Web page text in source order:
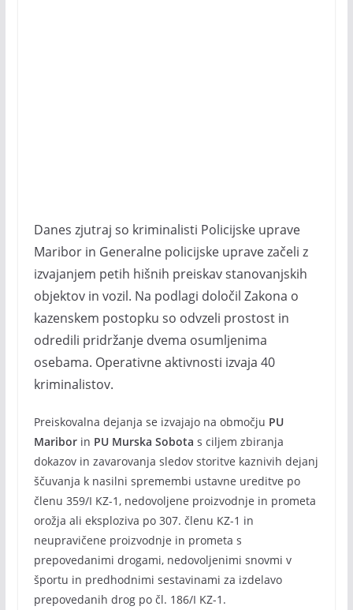
Danes zjutraj so kriminalisti Policijske uprave
Maribor in Generalne policijske uprave začeli z
izvajanjem petih hišnih preiskav stanovanjskih
objektov in vozil. Na podlagi določil Zakona o
kazenskem postopku so odvzeli prostost in
odredili pridržanje dvema osumljenima
osebama. Operativne aktivnosti izvaja 40
kriminalistov.
Preiskovalna dejanja se izvajajo na območju PU
Mariborin PU Murska Sobota s ciljem zbiranja
dokazov in zavarovanja sledov storitve kaznivih dejanj
ščuvanja k nasilni spremembi ustavne ureditve po
členu 359/I KZ-1, nedovoljene proizvodnje in prometa
orožja ali eksploziva po 307. členu KZ-1 in
neupravičene proizvodnje in prometa s
prepovedanimi drogami, nedovoljenimi snovmi v
športu in predhodnimi sestavinami za izdelavo
prepovedanih drog po čl. 186/I KZ-1.